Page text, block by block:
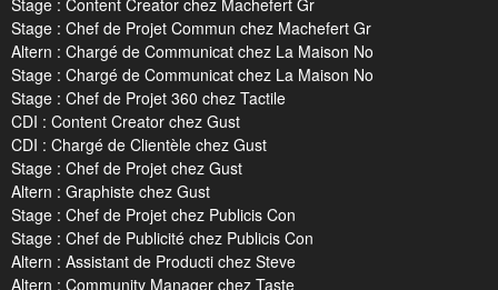
Stage : Content Creator chez Machefert Gr
Stage : Chef de Projet Commun chez Machefert Gr
Altern : Chargé de Communicat chez La Maison No
Stage : Chargé de Communicat chez La Maison No
Stage : Chef de Projet 360 chez Tactile
CDI : Content Creator chez Gust
CDI : Chargé de Clientèle chez Gust
Stage : Chef de Projet chez Gust
Altern : Graphiste chez Gust
Stage : Chef de Projet chez Publicis Con
Stage : Chef de Publicité chez Publicis Con
Altern : Assistant de Producti chez Steve
Altern : Community Manager chez Taste